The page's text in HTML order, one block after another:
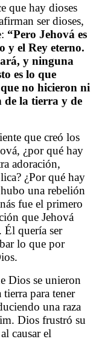
que hay dioses
ser dioses,
“Pero Jehová es
y el Rey eterno.
y ninguna
es lo que
que no hicieron ni
de la tierra y de
que creó los
¿por qué hay
adoración,
¿Por qué hay
una rebelión
fue el primero
que Jehová
Él quería ser
lo que por
Dios se unieron
para tener
una raza
Dios frustró su
causar el